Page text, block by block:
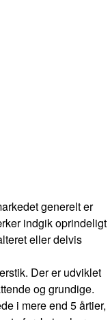
generelt er
indgik oprindeligt
eller delvis
Der er udviklet
og grundige.
i mere end 5 årtier,